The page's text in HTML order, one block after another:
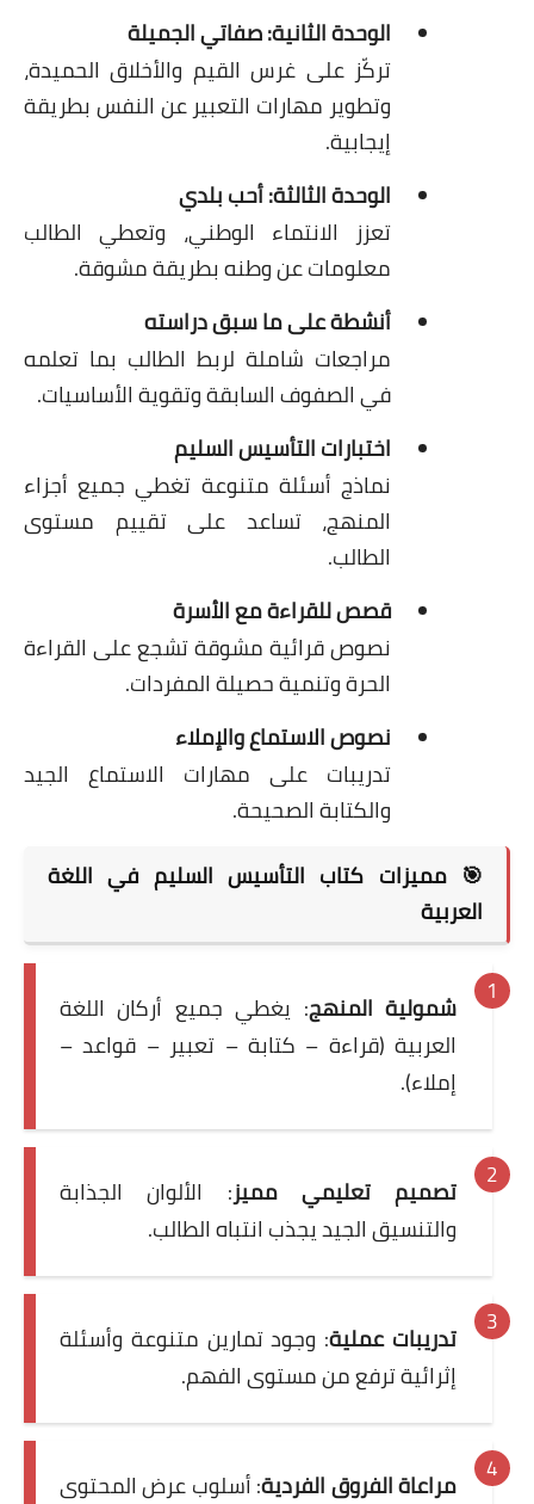
الوحدة الثانية: صفاتي الجميلة
تركّز على غرس القيم والأخلاق الحميدة،
وتطوير مهارات التعبير عن النفس بطريقة
إيجابية.
الوحدة الثالثة: أحب بلدي
تعزز الانتماء الوطني، وتعطي الطالب
معلومات عن وطنه بطريقة مشوقة.
أنشطة على ما سبق دراسته
مراجعات شاملة لربط الطالب بما تعلمه
في الصفوف السابقة وتقوية الأساسيات.
اختبارات التأسيس السليم
نماذج أسئلة متنوعة تغطي جميع أجزاء
المنهج، تساعد على تقييم مستوى
الطالب.
قصص للقراءة مع الأسرة
نصوص قرائية مشوقة تشجع على القراءة
الحرة وتنمية حصيلة المفردات.
نصوص الاستماع والإملاء
تدريبات على مهارات الاستماع الجيد
والكتابة الصحيحة.
🎯 مميزات كتاب التأسيس السليم في اللغة
العربية
شمولية المنهج: يغطي جميع أركان اللغة
العربية (قراءة – كتابة – تعبير – قواعد –
إملاء).
تصميم تعليمي مميز: الألوان الجذابة
والتنسيق الجيد يجذب انتباه الطالب.
تدريبات عملية: وجود تمارين متنوعة وأسئلة
إثرائية ترفع من مستوى الفهم.
مراعاة الفروق الفردية: أسلوب عرض المحتوى